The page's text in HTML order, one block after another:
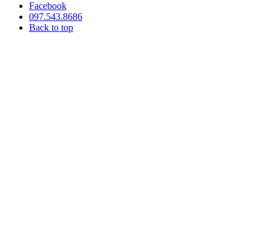
Facebook
097.543.8686
Back to top